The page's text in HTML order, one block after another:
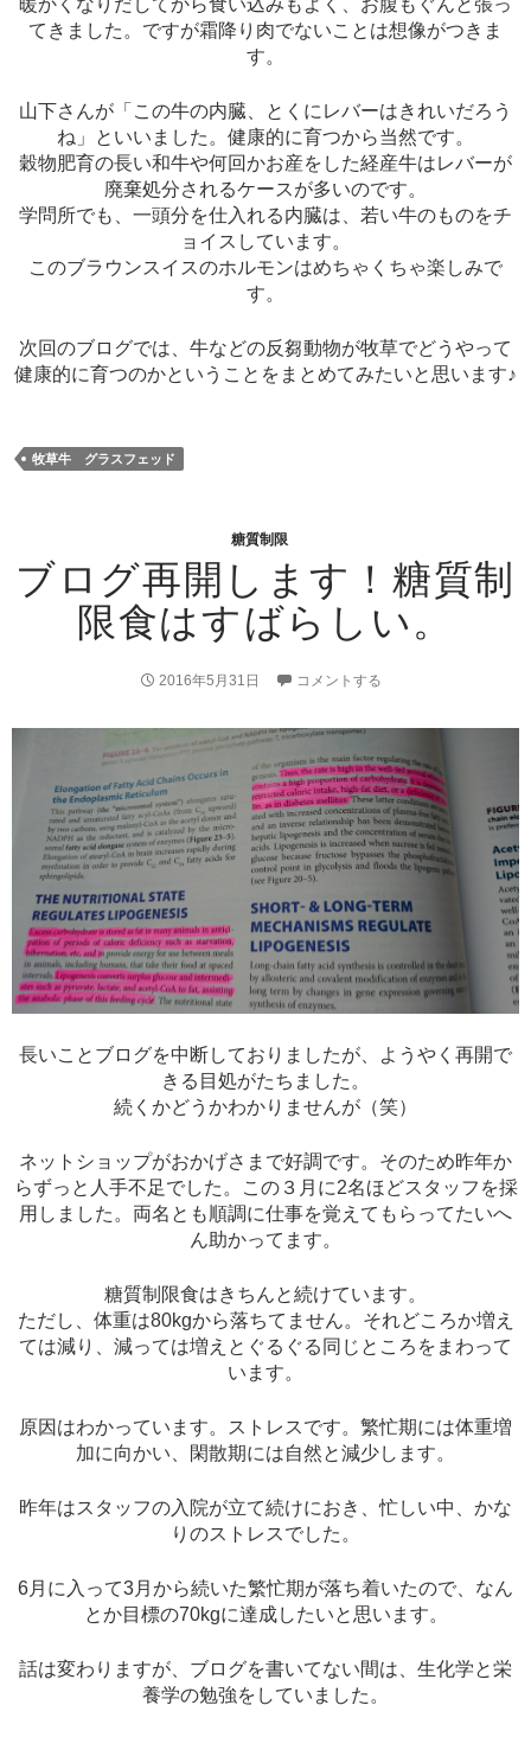
暖かくなりだしてから食い込みもよく、お腹もぐんと張っ
てきました。ですが霜降り肉でないことは想像がつきま
す。
山下さんが「この牛の内臓、とくにレバーはきれいだろう
ね」といいました。健康的に育つから当然です。
穀物肥育の長い和牛や何回かお産をした経産牛はレバーが
廃棄処分されるケースが多いのです。
学問所でも、一頭分を仕入れる内臓は、若い牛のものをチ
ョイスしています。
このブラウンスイスのホルモンはめちゃくちゃ楽しみで
す。
次回のブログでは、牛などの反芻動物が牧草でどうやって
健康的に育つのかということをまとめてみたいと思います♪
牧草牛 グラスフェッド
糖質制限
ブログ再開します！糖質制
限食はすばらしい。
2016年5月31日 コメントする
長いことブログを中断しておりましたが、ようやく再開で
きる目処がたちました。
続くかどうかわかりませんが（笑）
ネットショップがおかげさまで好調です。そのため昨年か
らずっと人手不足でした。この３月に2名ほどスタッフを採
用しました。両名とも順調に仕事を覚えてもらってたいへ
ん助かってます。
糖質制限食はきちんと続けています。
ただし、体重は80kgから落ちてません。それどころか増え
ては減り、減っては増えとぐるぐる同じところをまわって
います。
原因はわかっています。ストレスです。繁忙期には体重増
加に向かい、閑散期には自然と減少します。
昨年はスタッフの入院が立て続けにおき、忙しい中、かな
りのストレスでした。
6月に入って3月から続いた繁忙期が落ち着いたので、なん
とか目標の70kgに達成したいと思います。
話は変わりますが、ブログを書いてない間は、生化学と栄
養学の勉強をしていました。